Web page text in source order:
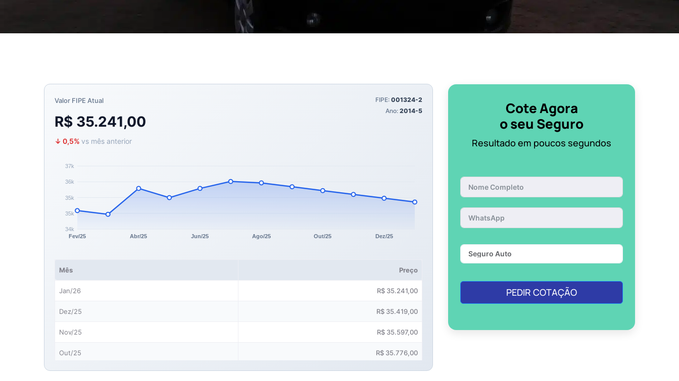
Valor FIPE Atual
R$ 35.241,00
↓ 0,5% vs mês anterior
FIPE: 001324-2
Ano: 2014-5
Mês Preço
Jan/26 R$ 35.241,00
Dez/25 R$ 35.419,00
Nov/25 R$ 35.597,00
Out/25 R$ 35.776,00
Set/25 R$ 35.956,00
Cote Agora
o seu Seguro
Resultado em poucos segundos
PEDIR COTAÇÃO